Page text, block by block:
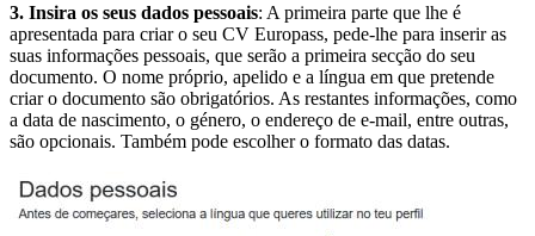
3. Insira os seus dados pessoais: A primeira parte que lhe é
apresentada para criar o seu CV Europass, pede-lhe para inserir as
suas informações pessoais, que serão a primeira secção do seu
documento. O nome próprio, apelido e a língua em que pretende
criar o documento são obrigatórios. As restantes informações, como
a data de nascimento, o género, o endereço de e-mail, entre outras,
são opcionais. Também pode escolher o formato das datas.